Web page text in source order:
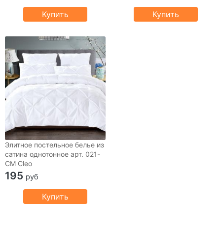
Купить Купить
Элитное постельное белье из
сатина однотонное арт. 021-
CM Cleo
195 руб
Купить